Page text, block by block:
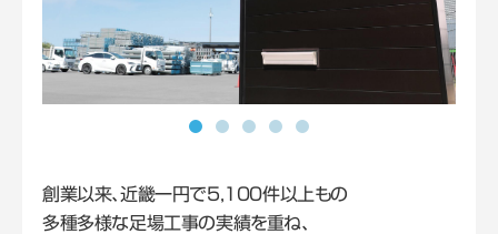
創業以来、近畿一円で5,100件以上もの
多種多様な足場工事の実績を重ね、